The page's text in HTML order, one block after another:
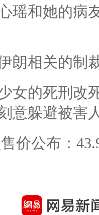
瑶和她的病
朗相关的制
女的死刑改
意躲避被害
价公布：